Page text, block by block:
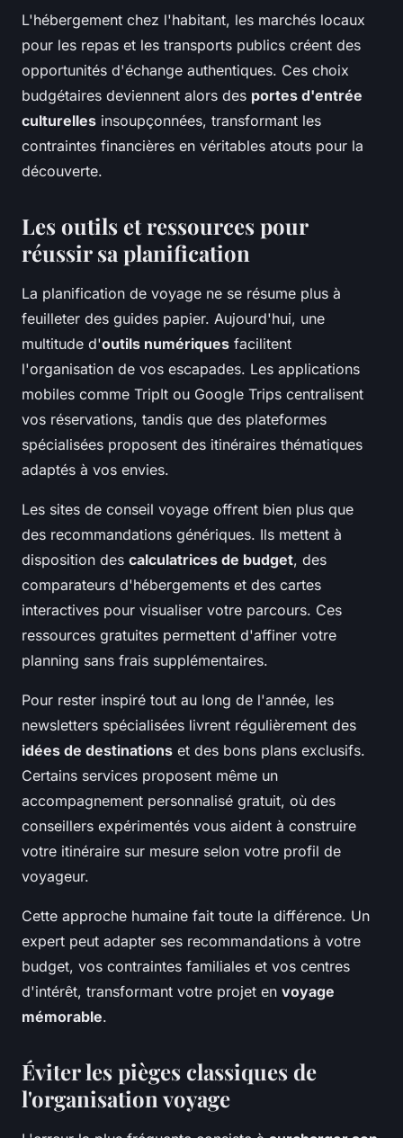
L'hébergement chez l'habitant, les marchés locaux
pour les repas et les transports publics créent des
opportunités d'échange authentiques. Ces choix
budgétaires deviennent alors des portes d'entrée
culturelles insoupçonnées, transformant les
contraintes financières en véritables atouts pour la
découverte.
Les outils et ressources pour
réussir sa planification
La planification de voyage ne se résume plus à
feuilleter des guides papier. Aujourd'hui, une
multitude d'outils numériques facilitent
l'organisation de vos escapades. Les applications
mobiles comme TripIt ou Google Trips centralisent
vos réservations, tandis que des plateformes
spécialisées proposent des itinéraires thématiques
adaptés à vos envies.
Les sites de conseil voyage offrent bien plus que
des recommandations génériques. Ils mettent à
disposition des calculatrices de budget, des
comparateurs d'hébergements et des cartes
interactives pour visualiser votre parcours. Ces
ressources gratuites permettent d'affiner votre
planning sans frais supplémentaires.
Pour rester inspiré tout au long de l'année, les
newsletters spécialisées livrent régulièrement des
idées de destinations et des bons plans exclusifs.
Certains services proposent même un
accompagnement personnalisé gratuit, où des
conseillers expérimentés vous aident à construire
votre itinéraire sur mesure selon votre profil de
voyageur.
Cette approche humaine fait toute la différence. Un
expert peut adapter ses recommandations à votre
budget, vos contraintes familiales et vos centres
d'intérêt, transformant votre projet en voyage
mémorable.
Éviter les pièges classiques de
l'organisation voyage